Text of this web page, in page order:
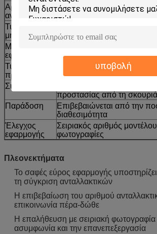
υποβολή
Αριθμός
ανταλλακτικού
307-3063
Τύπος
μηχανήματος
Μοντέλα
εφαρμογής
416F2 415F2 426F2
Τύπος
προμήθειας
Αντικατάσταση aftermarket
Συσκευασία
Διατίθεται συσκευασία
προστασίας από τη σκουριά
Παράδοση
Επιβεβαιώνεται από την
διαθεσιμότητα
Έλεγχος
εφαρμογής
Σειριακός αριθμός
φωτογραφίες
Πλεονεκτήματα
Το σαφές εύρος εφαρμογής υποστηρίζει
τη σύγκριση ανταλλακτικών
Η επιβεβαίωση του αριθμού
επικοινωνία πέρα-δώθε
Η επαλήθευση με σειριακή φωτογραφία
ασυμφωνία και την επανεπεξεργασία